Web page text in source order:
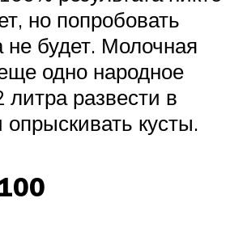
но попробовать
будет. Молочная
одно народное
литра развести в
кусты.